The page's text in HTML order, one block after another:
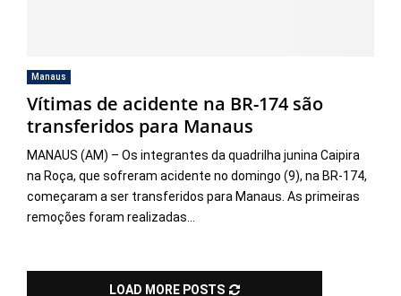
Manaus
Vítimas de acidente na BR-174 são
transferidos para Manaus
MANAUS (AM) – Os integrantes da quadrilha junina Caipira
na Roça, que sofreram acidente no domingo (9), na BR-174,
começaram a ser transferidos para Manaus. As primeiras
remoções foram realizadas...
LOAD MORE POSTS